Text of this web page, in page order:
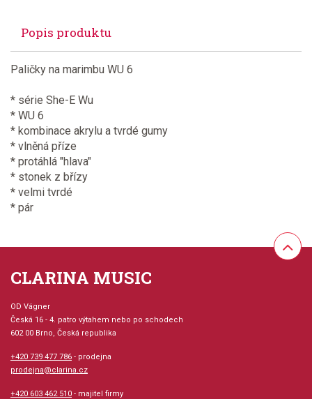
Popis produktu
Paličky na marimbu WU 6
* série She-E Wu
* WU 6
* kombinace akrylu a tvrdé gumy
* vlněná příze
* protáhlá "hlava"
* stonek z břízy
* velmi tvrdé
* pár
CLARINA MUSIC
OD Vágner
Česká 16 - 4. patro výtahem nebo po schodech
602 00 Brno, Česká republika
+420 739 477 786 - prodejna
prodejna@clarina.cz
+420 603 462 510 - majitel firmy